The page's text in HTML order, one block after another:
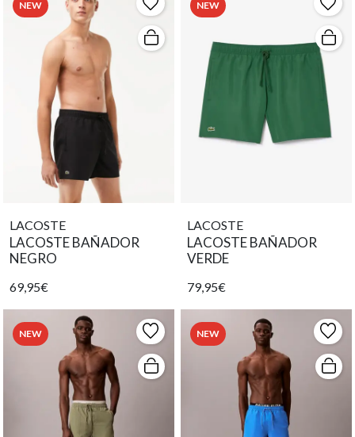
NEW
LACOSTE
LACOSTE BAÑADOR
NEGRO
69,95€
NEW
LACOSTE
LACOSTE BAÑADOR
VERDE
79,95€
NEW NEW